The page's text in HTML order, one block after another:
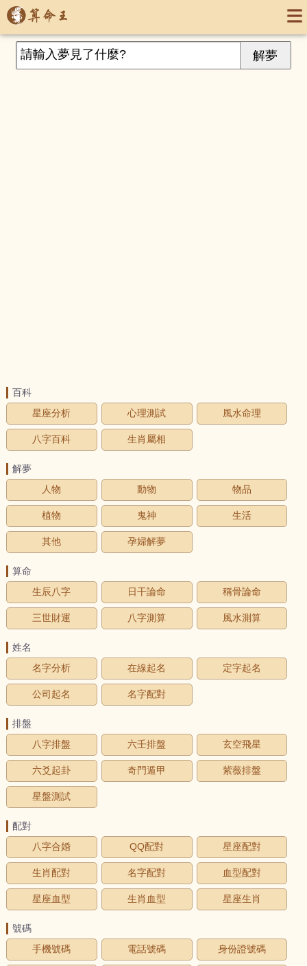
百科
星座分析
心理測試 風水命理
八字百科 生肖屬相
解夢
人物
動物 物品
植物 鬼神 生活
其他 孕婦解夢
算命
生辰八字
日干論命 稱骨論命
三世財運 八字測算 風水測算
姓名
名字分析
在線起名 定字起名
公司起名 名字配對
排盤
八字排盤
六壬排盤 玄空飛星
六爻起卦 奇門遁甲 紫薇排盤
星盤測試
配對
八字合婚
QQ配對 星座配對
生肖配對 名字配對 血型配對
星座血型 生肖血型 星座生肖
號碼
手機號碼
電話號碼 身份證號碼